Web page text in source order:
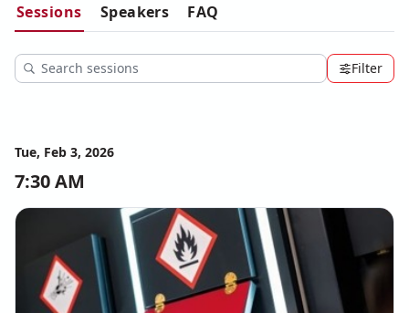
Nutzen Sie die Gelegenheit, sich direkt mit Experten
nächste Level zu heben – alles bequem von Ihrem
Arbeitsplatz aus!
Sessions Speakers FAQ
Filter
Tue, Feb 3, 2026
7:30 AM